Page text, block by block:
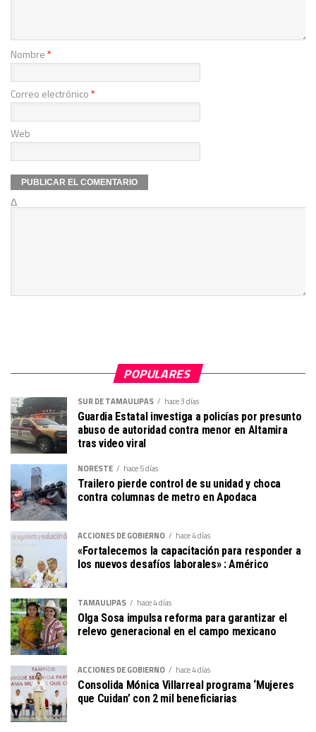
Nombre*
Correo electrónico*
Web
Δ
POPULARES
SUR DE TAMAULIPAS hace 3 días
Guardia Estatal investiga a policías por presunto
abuso de autoridad contra menor en Altamira
tras video viral
NORESTE hace 5 días
Trailero pierde control de su unidad y choca
contra columnas de metro en Apodaca
ACCIONES DE GOBIERNO hace 4 días
«Fortalecemos la capacitación para responder a
los nuevos desafíos laborales» : Américo
TAMAULIPAS hace 4 días
Olga Sosa impulsa reforma para garantizar el
relevo generacional en el campo mexicano
ACCIONES DE GOBIERNO hace 4 días
Consolida Mónica Villarreal programa ‘Mujeres
que Cuidan’ con 2 mil beneficiarias